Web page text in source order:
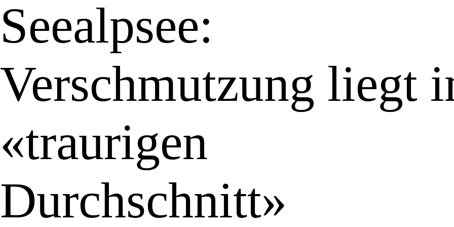
Seealpsee:
Verschmutzung liegt
«traurigen
Durchschnitt»